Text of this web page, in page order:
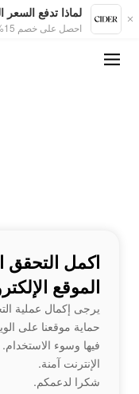
لماذا تدفع السعر
احصل على خصم 15% في التطبيق
اكمل التحقق
الموقع
يرجى إكمال عملية
حماية موقعنا على
فيها وسوء
الإنترنت آمنة.
شكرا لدعمكم.